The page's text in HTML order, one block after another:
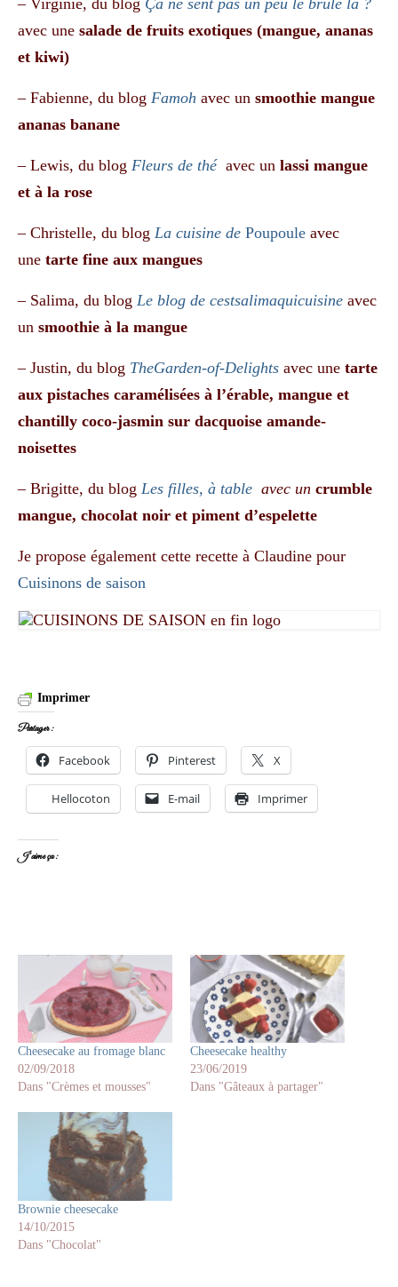
avec une salade de fruits exotiques (mangue, ananas
et kiwi)
– Fabienne, du blog Famoh avec un smoothie mangue
ananas banane
– Lewis, du blog Fleurs de thé avec un lassi mangue
et à la rose
– Christelle, du blog La cuisine de Poupoule avec
une tarte fine aux mangues
– Salima, du blog Le blog de cestsalimaquicuisine avec
un smoothie à la mangue
– Justin, du blog TheGarden-of-Delights avec une tarte
aux pistaches caramélisées à l’érable, mangue et
chantilly coco-jasmin sur dacquoise amande-
noisettes
– Brigitte, du blog Les filles, à table avec un crumble
mangue, chocolat noir et piment d’espelette
Je propose également cette recette à Claudine pour
Cuisinons de saison
Imprimer
Partager :
Facebook Pinterest X
Hellocoton E-mail Imprimer
J’aime ça :
Cheesecake au fromage blanc
02/09/2018
Dans "Crèmes et mousses"
Cheesecake healthy
23/06/2019
Dans "Gâteaux à partager"
Brownie cheesecake
14/10/2015
Dans "Chocolat"